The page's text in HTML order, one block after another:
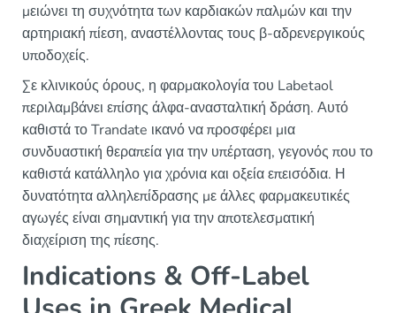
μειώνει τη συχνότητα των καρδιακών παλμών και την
αρτηριακή πίεση, αναστέλλοντας τους β-αδρενεργικούς
υποδοχείς.
Σε κλινικούς όρους, η φαρμακολογία του Labetaol
περιλαμβάνει επίσης άλφα-ανασταλτική δράση. Αυτό
καθιστά το Trandate ικανό να προσφέρει μια
συνδυαστική θεραπεία για την υπέρταση, γεγονός που το
καθιστά κατάλληλο για χρόνια και οξεία επεισόδια. Η
δυνατότητα αλληλεπίδρασης με άλλες φαρμακευτικές
αγωγές είναι σημαντική για την αποτελεσματική
διαχείριση της πίεσης.
Indications & Off-Label